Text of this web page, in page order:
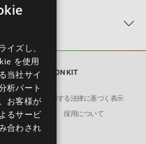
0%
機能による「ライブラリ・タブ」表示に
アルナンバーをお知らせするメールの2
説明に沿って、製品のダウンロード／
金はお受け付け致しかねます。
- CONSTRUCTION KIT
特定商取引に関する法律に基づく表示
の保護について 採用について
ENGLISH
ズし、
を使用
当社サイ
析パート
お客様が
るサービ
合わされ